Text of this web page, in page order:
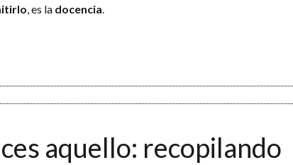
, es la docencia.
aquello: recopilando